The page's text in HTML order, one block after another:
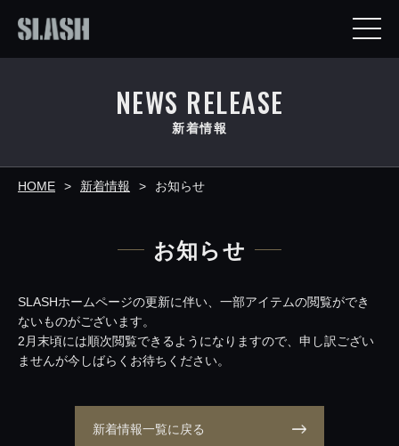
NEWS RELEASE
新着情報
HOME 新着情報 お知らせ
お知らせ
SLASHホームページの更新に伴い、一部アイテムの閲覧ができ
ないものがございます。
2月末頃には順次閲覧できるようになりますので、申し訳ござい
ませんが今しばらくお待ちください。
新着情報一覧に戻る